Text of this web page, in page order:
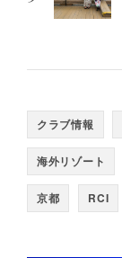
クラブ情報
海外リゾート
京都 RCI